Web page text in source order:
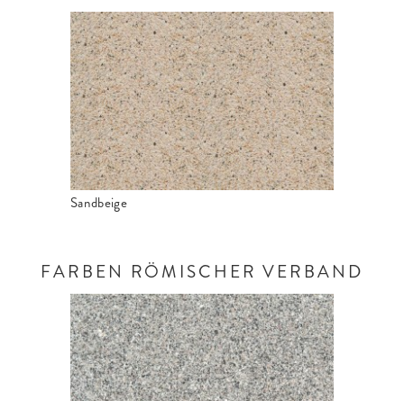
Sandbeige
FARBEN RÖMISCHER VERBAND